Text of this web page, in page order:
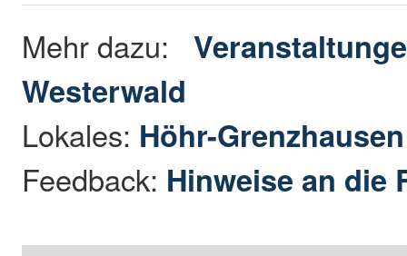
Mehr dazu:
Westerwald
Lokales: Höhr-
Feedback: Hinweise an die